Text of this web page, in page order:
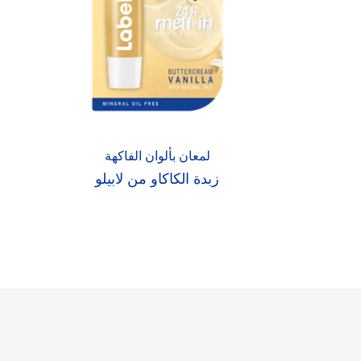
لمعان بألوان الفاكهة
زبدة الكاكاو من لابيلو